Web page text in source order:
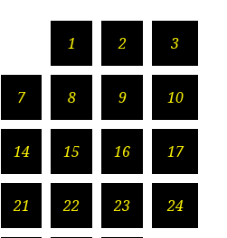
1 2 3
7 8 9 10
14 15 16 17
21 22 23 24